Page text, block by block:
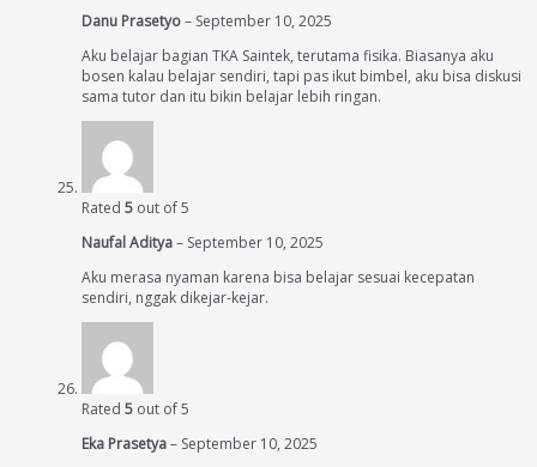
Danu Prasetyo– September 10, 2025
Aku belajar bagian TKA Saintek, terutama fisika. Biasanya aku
bosen kalau belajar sendiri, tapi pas ikut bimbel, aku bisa diskusi
sama tutor dan itu bikin belajar lebih ringan.
Rated 5 out of 5
Naufal Aditya– September 10, 2025
Aku merasa nyaman karena bisa belajar sesuai kecepatan
sendiri, nggak dikejar-kejar.
Rated 5 out of 5
Eka Prasetya– September 10, 2025